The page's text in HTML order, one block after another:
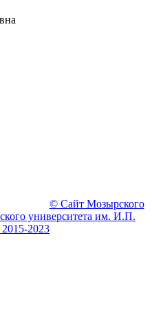
© Сайт Мозырского
университета им. И.П.
2023